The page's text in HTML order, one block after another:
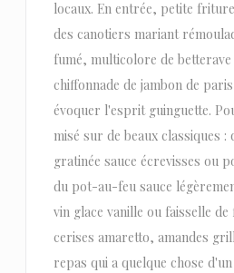
locaux. En entrée, petite
des canotiers mariant
fumé, multicolore de
chiffonnade de jambon de
évoquer l'esprit guinguette.
misé sur de beaux classiques :
gratinée sauce écrevisses ou
du pot-au-feu sauce
vin glace vanille ou faisselle
cerises amaretto, amandes
repas qui a quelque chose